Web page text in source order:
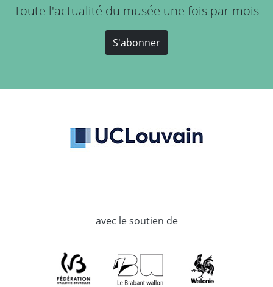
Toute l'actualité du musée une fois par mois
S'abonner
avec le soutien de